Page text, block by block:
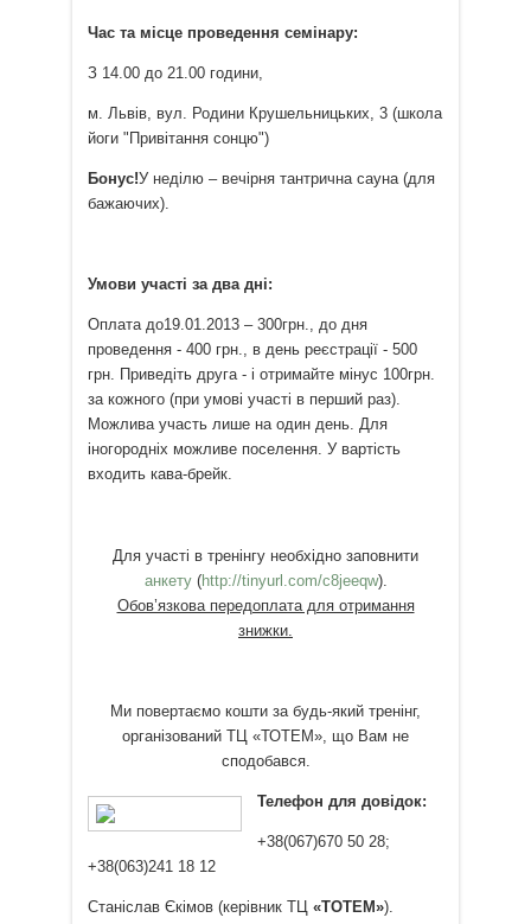
Час та місце проведення семінару:
З 14.00 до 21.00 години,
м. Львів, вул. Родини Крушельницьких, 3 (школа
йоги "Привітання сонцю")
Бонус!У неділю – вечірня тантрична сауна (для
бажаючих).
Умови участі за два дні:
Оплата до19.01.2013 – 300грн., до дня
проведення - 400 грн., в день реєстрації - 500
грн. Приведіть друга - і отримайте мінус 100грн.
за кожного (при умові участі в перший раз).
Можлива участь лише на один день. Для
іногородніх можливе поселення. У вартість
входить кава-брейк.
Для участі в тренінгу необхідно заповнити
анкету(http://tinyurl.com/c8jeeqw).
Обов’язкова передоплата для отримання
знижки.
Ми повертаємо кошти за будь-який тренінг,
організований ТЦ «ТОТЕМ», що Вам не
сподобався.
Телефон для довідок:
+38(067)670 50 28;
+38(063)241 18 12
Станіслав Єкімов (керівник ТЦ «ТОТЕМ»).